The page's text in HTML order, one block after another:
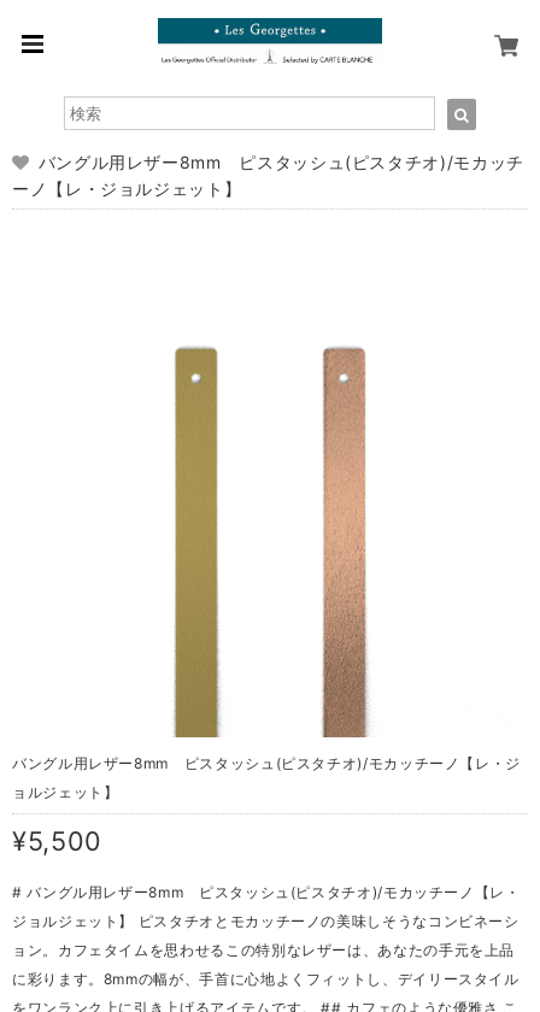
バングル用レザー8mm ピスタッシュ(ピスタチオ)/モカッチ
ーノ【レ・ジョルジェット】
バングル用レザー8mm ピスタッシュ(ピスタチオ)/モカッチーノ【レ・ジ
ョルジェット】
¥5,500
# バングル用レザー8mm ピスタッシュ(ピスタチオ)/モカッチーノ【レ・
ジョルジェット】 ピスタチオとモカッチーノの美味しそうなコンビネーシ
ョン。カフェタイムを思わせるこの特別なレザーは、あなたの手元を上品
に彩ります。8mmの幅が、手首に心地よくフィットし、デイリースタイル
をワンランク上に引き上げるアイテムです。 ## カフェのような優雅さ こ